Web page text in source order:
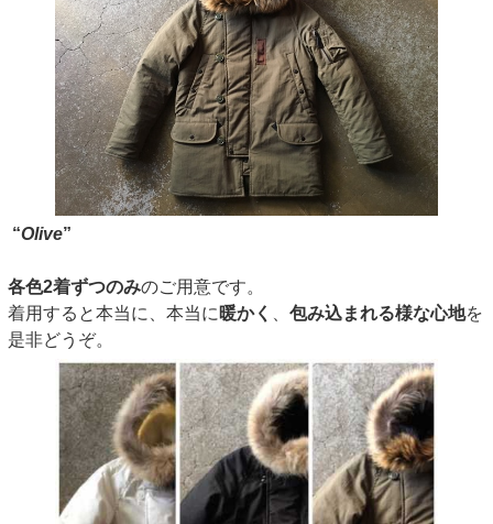
“Olive”
各色2着ずつのみのご用意です。
着用すると本当に、本当に 暖かく 包み込まれる様な心地を
是非どうぞ。